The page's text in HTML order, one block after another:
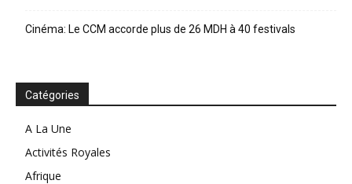
Cinéma: Le CCM accorde plus de 26 MDH à 40 festivals
Catégories
A La Une
Activités Royales
Afrique